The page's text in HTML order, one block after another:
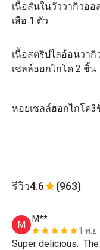
เนื้อสันในวัววากิวออ
เสือ 1 ตัว
เนื้อสตริปไลอ้อนวากิ
เชลล์ฮอกไกโด 2 ชิ้น
หอยเชลล์ฮอกไกโด3
รีวิว4.6 (963)
M
M**
1 พ.ย
Super delicious.